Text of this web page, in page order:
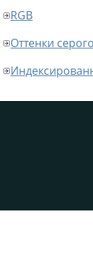
RGB
Оттенки серого